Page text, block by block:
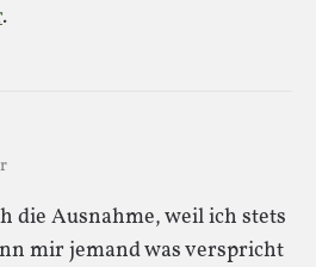
.
die Ausnahme, weil ich stets
mir jemand was verspricht